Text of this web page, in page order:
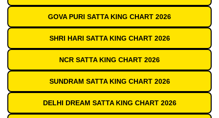
GOVA PURI SATTA KING CHART 2026
SHRI HARI SATTA KING CHART 2026
NCR SATTA KING CHART 2026
SUNDRAM SATTA KING CHART 2026
DELHI DREAM SATTA KING CHART 2026